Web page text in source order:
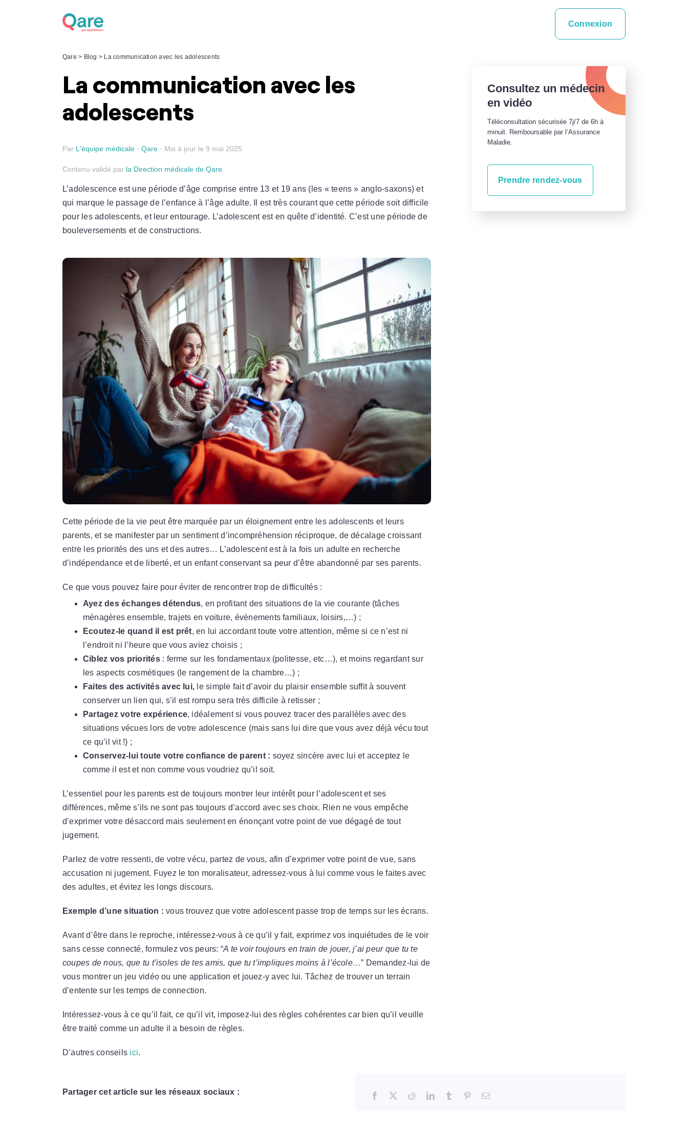
Connexion
Qare > Blog > La communication avec les adolescents
La communication avec les
adolescents
Par L'équipe médicale · Qare · Mis à jour le 9 mai 2025
Contenu validé par la Direction médicale de Qare
L’adolescence est une période d’âge comprise entre 13 et 19 ans (les « teens » anglo-saxons) et
qui marque le passage de l’enfance à l’âge adulte. Il est très courant que cette période soit difficile
pour les adolescents, et leur entourage. L’adolescent est en quête d’identité. C’est une période de
bouleversements et de constructions.
Cette période de la vie peut être marquée par un éloignement entre les adolescents et leurs
parents, et se manifester par un sentiment d’incompréhension réciproque, de décalage croissant
entre les priorités des uns et des autres… L’adolescent est à la fois un adulte en recherche
d’indépendance et de liberté, et un enfant conservant sa peur d’être abandonné par ses parents.
Ce que vous pouvez faire pour éviter de rencontrer trop de difficultés :
Ayez des échanges détendus, en profitant des situations de la vie courante (tâches
ménagères ensemble, trajets en voiture, évènements familiaux, loisirs,…) ;
Ecoutez-le quand il est prêt, en lui accordant toute votre attention, même si ce n’est ni
l’endroit ni l’heure que vous aviez choisis ;
Ciblez vos priorités: ferme sur les fondamentaux (politesse, etc…), et moins regardant sur
les aspects cosmétiques (le rangement de la chambre…) ;
Faites des activités avec lui, le simple fait d’avoir du plaisir ensemble suffit à souvent
conserver un lien qui, s’il est rompu sera très difficile à retisser ;
Partagez votre expérience, idéalement si vous pouvez tracer des parallèles avec des
situations vécues lors de votre adolescence (mais sans lui dire que vous avez déjà vécu tout
ce qu’il vit !) ;
Conservez-lui toute votre confiance de parent : soyez sincère avec lui et acceptez le
comme il est et non comme vous voudriez qu’il soit.
L’essentiel pour les parents est de toujours montrer leur intérêt pour l’adolescent et ses
différences, même s’ils ne sont pas toujours d’accord avec ses choix. Rien ne vous empêche
d’exprimer votre désaccord mais seulement en énonçant votre point de vue dégagé de tout
jugement.
Parlez de votre ressenti, de votre vécu, partez de vous, afin d’exprimer votre point de vue, sans
accusation ni jugement. Fuyez le ton moralisateur, adressez-vous à lui comme vous le faites avec
des adultes, et évitez les longs discours.
Exemple d’une situation : vous trouvez que votre adolescent passe trop de temps sur les écrans.
Avant d’être dans le reproche, intéressez-vous à ce qu’il y fait, exprimez vos inquiétudes de le voir
sans cesse connecté, formulez vos peurs: “A te voir toujours en train de jouer, j’ai peur que tu te
coupes de nous, que tu t’isoles de tes amis, que tu t’impliques moins à l’école…” Demandez-lui de
vous montrer un jeu vidéo ou une application et jouez-y avec lui. Tâchez de trouver un terrain
d’entente sur les temps de connection.
Intéressez-vous à ce qu’il fait, ce qu’il vit, imposez-lui des règles cohérentes car bien qu’il veuille
être traité comme un adulte il a besoin de règles.
D’autres conseils ici.
Consultez un médecin
en vidéo
Téléconsultation sécurisée 7j/7 de 6h à
minuit. Remboursable par l’Assurance
Maladie.
Prendre rendez-vous
Partager cet article sur les réseaux sociaux :